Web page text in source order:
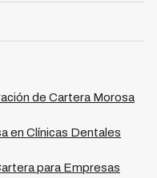
con clientes.
de Cartera Morosa
en Clínicas Dentales
para Empresas